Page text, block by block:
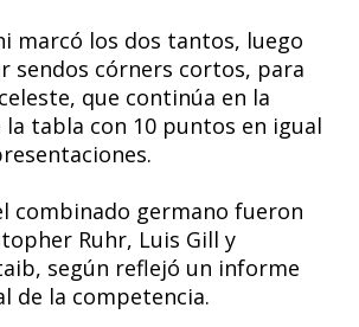
marcó los dos tantos, luego
sendos córners cortos, para
que continúa en la
tabla con 10 puntos en igual
combinado germano fueron
Ruhr, Luis Gill y
según reflejó un informe
de la competencia.